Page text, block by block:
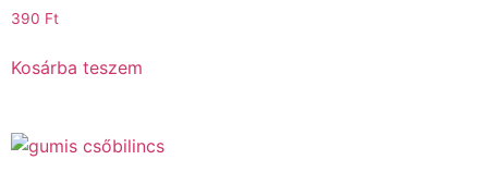
390 Ft
Kosárba teszem